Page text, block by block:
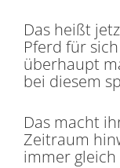
Das heißt
Pferd für
überhaupt
bei diesem
Das macht
Zeitraum
immer